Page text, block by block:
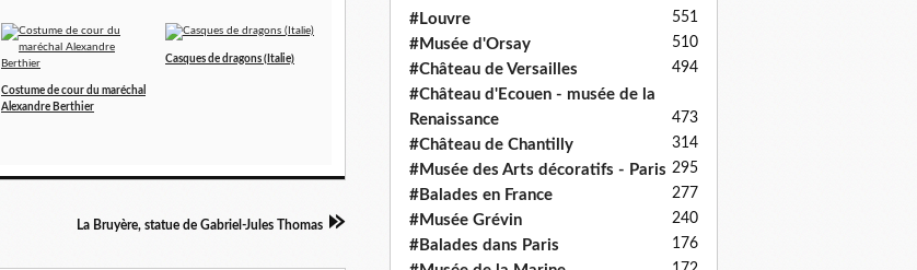
Costume de cour du maréchal
Alexandre Berthier
Casques de dragons (Italie)
La Bruyère, statue de Gabriel-Jules Thomas
#Louvre 551
#Musée d'Orsay 510
#Château de Versailles 494
#Château d'Ecouen - musée de la
Renaissance
473
#Château de Chantilly 314
#Musée des Arts décoratifs - Paris 295
#Balades en France 277
#Musée Grévin 240
#Balades dans Paris 176